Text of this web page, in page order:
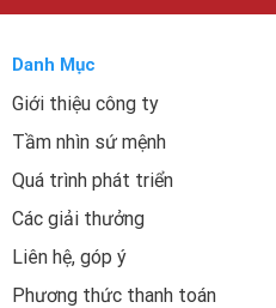
Danh Mục
Giới thiệu công ty
Tầm nhìn sứ mệnh
Quá trình phát triển
Các giải thưởng
Liên hệ, góp ý
Phương thức thanh toán